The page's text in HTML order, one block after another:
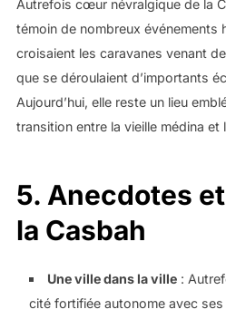
Autrefois cœur névralgique de la
témoin de nombreux événements
croisaient les caravanes venant
que se déroulaient d’importants
Aujourd’hui, elle reste un lieu
transition entre la vieille médina et
5. Anecdotes
la Casbah
Une ville dans la ville :
cité fortifiée autonome avec